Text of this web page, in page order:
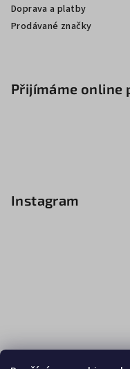
Doprava a platby
Prodávané značky
Přijímáme online
Instagram